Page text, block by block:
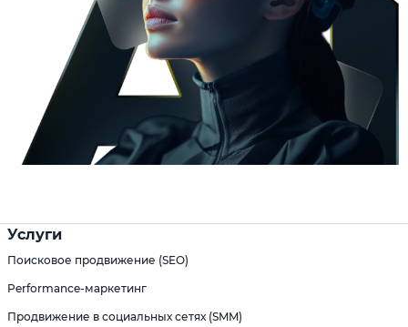
Услуги
Поисковое продвижение (SEO)
Performance-маркетинг
Продвижение в социальных сетях (SMM)